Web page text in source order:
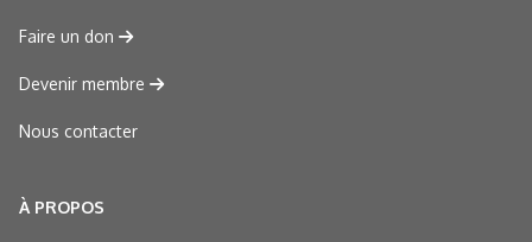
Faire un don
Devenir membre
Nous contacter
À PROPOS